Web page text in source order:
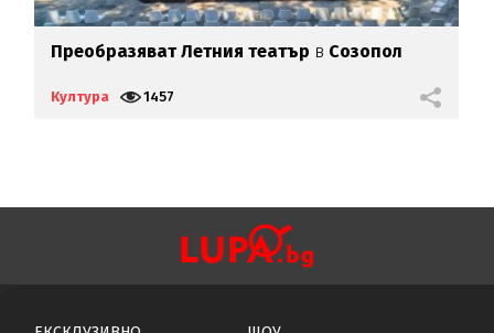
Преобразяват Летния театър в Созопол
Култура 1457